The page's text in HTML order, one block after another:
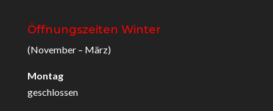
Öffnungszeiten Winter
(November – März)
Montag
geschlossen